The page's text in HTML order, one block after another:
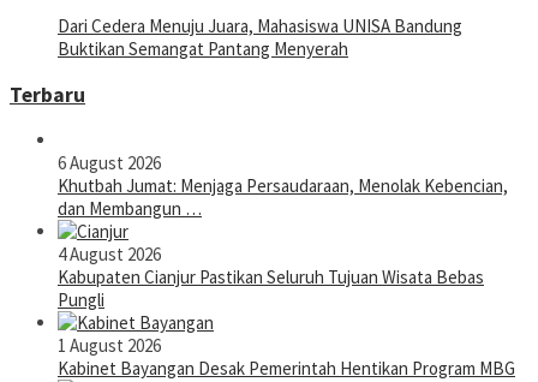
Dari Cedera Menuju Juara, Mahasiswa UNISA Bandung
Buktikan Semangat Pantang Menyerah
Terbaru
6 August 2026
Khutbah Jumat: Menjaga Persaudaraan, Menolak Kebencian,
dan Membangun …
4 August 2026
Kabupaten Cianjur Pastikan Seluruh Tujuan Wisata Bebas
Pungli
1 August 2026
Kabinet Bayangan Desak Pemerintah Hentikan Program MBG